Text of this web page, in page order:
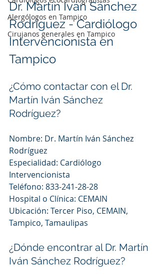
Alergólogos en Tampico
Cirujanos generales en Tampico
Dr. Martín Iván Sánchez
Rodríguez - Cardiólogo
Intervencionista en
Tampico
¿Cómo contactar con el Dr.
Martín Iván Sánchez
Rodríguez?
Nombre: Dr. Martín Iván Sánchez
Rodríguez
Especialidad: Cardiólogo
Intervencionista
Teléfono: 833-241-28-28
Hospital o Clínica: CEMAIN
Ubicación: Tercer Piso, CEMAIN,
Tampico, Tamaulipas
¿Dónde encontrar al Dr. Martín
Iván Sánchez Rodríguez?